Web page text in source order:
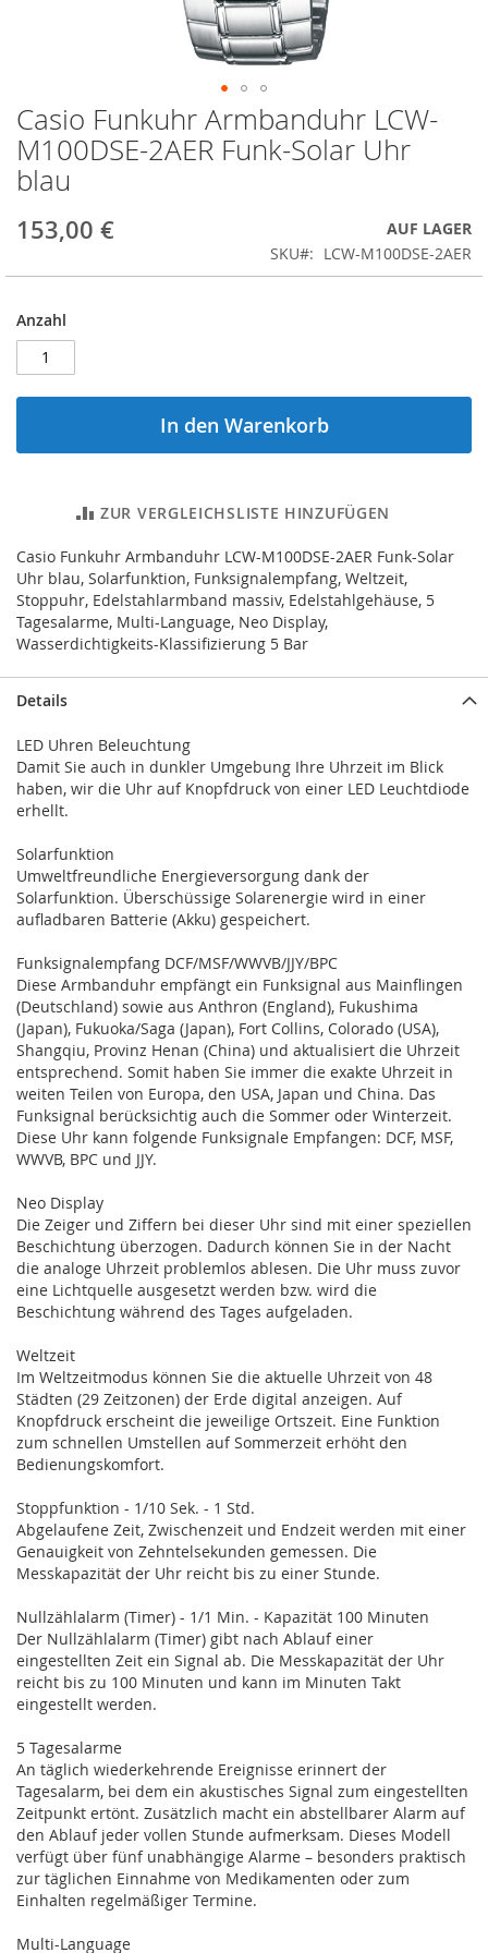
Zum
Anfang
der
Bildergalerie
Casio Funkuhr Armbanduhr LCW-
M100DSE-2AER Funk-Solar Uhr
blau
153,00 €
AUF LAGER
SKU
LCW-M100DSE-2AER
Anzahl
In den Warenkorb
ZUR VERGLEICHSLISTE HINZUFÜGEN
Casio Funkuhr Armbanduhr LCW-M100DSE-2AER Funk-Solar
Uhr blau, Solarfunktion, Funksignalempfang, Weltzeit,
Stoppuhr, Edelstahlarmband massiv, Edelstahlgehäuse, 5
Tagesalarme, Multi-Language, Neo Display,
Wasserdichtigkeits-Klassifizierung 5 Bar
Details
LED Uhren Beleuchtung
Damit Sie auch in dunkler Umgebung Ihre Uhrzeit im Blick
haben, wir die Uhr auf Knopfdruck von einer LED Leuchtdiode
erhellt.
Solarfunktion
Umweltfreundliche Energieversorgung dank der
Solarfunktion. Überschüssige Solarenergie wird in einer
aufladbaren Batterie (Akku) gespeichert.
Funksignalempfang DCF/MSF/WWVB/JJY/BPC
Diese Armbanduhr empfängt ein Funksignal aus Mainflingen
(Deutschland) sowie aus Anthron (England), Fukushima
(Japan), Fukuoka/Saga (Japan), Fort Collins, Colorado (USA),
Shangqiu, Provinz Henan (China) und aktualisiert die Uhrzeit
entsprechend. Somit haben Sie immer die exakte Uhrzeit in
weiten Teilen von Europa, den USA, Japan und China. Das
Funksignal berücksichtig auch die Sommer oder Winterzeit.
Diese Uhr kann folgende Funksignale Empfangen: DCF, MSF,
WWVB, BPC und JJY.
Neo Display
Die Zeiger und Ziffern bei dieser Uhr sind mit einer speziellen
Beschichtung überzogen. Dadurch können Sie in der Nacht
die analoge Uhrzeit problemlos ablesen. Die Uhr muss zuvor
eine Lichtquelle ausgesetzt werden bzw. wird die
Beschichtung während des Tages aufgeladen.
Weltzeit
Im Weltzeitmodus können Sie die aktuelle Uhrzeit von 48
Städten (29 Zeitzonen) der Erde digital anzeigen. Auf
Knopfdruck erscheint die jeweilige Ortszeit. Eine Funktion
zum schnellen Umstellen auf Sommerzeit erhöht den
Bedienungskomfort.
Stoppfunktion - 1/10 Sek. - 1 Std.
Abgelaufene Zeit, Zwischenzeit und Endzeit werden mit einer
Genauigkeit von Zehntelsekunden gemessen. Die
Messkapazität der Uhr reicht bis zu einer Stunde.
Nullzählalarm (Timer) - 1/1 Min. - Kapazität 100 Minuten
Der Nullzählalarm (Timer) gibt nach Ablauf einer
eingestellten Zeit ein Signal ab. Die Messkapazität der Uhr
reicht bis zu 100 Minuten und kann im Minuten Takt
eingestellt werden.
5 Tagesalarme
An täglich wiederkehrende Ereignisse erinnert der
Tagesalarm, bei dem ein akustisches Signal zum eingestellten
Zeitpunkt ertönt. Zusätzlich macht ein abstellbarer Alarm auf
den Ablauf jeder vollen Stunde aufmerksam. Dieses Modell
verfügt über fünf unabhängige Alarme – besonders praktisch
zur täglichen Einnahme von Medikamenten oder zum
Einhalten regelmäßiger Termine.
Multi-Language